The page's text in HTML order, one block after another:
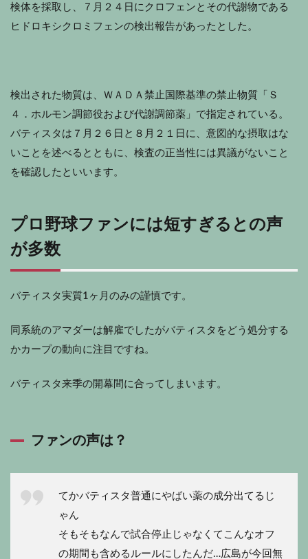
検体を採取し、７月２４日にクロフェンとその代謝物である
ヒドロキシクロミフェンの検出報告があったとした。
検出された物質は、ＷＡＤＡ禁止国際基準の禁止物質「Ｓ
４．ホルモン調節役および代謝調節薬」で指定されている。
バティスタは７月２６日と８月２１日に、意図的な摂取はな
いことを述べるとともに、検査の正当性には異議がないこと
を確認したといいます。
プロ野球ファンには短すぎるとの声
が多数
バティスタ実質1ヶ月のみの謹慎です。
同系統のアマダーは解雇でしたがバティスタ をどう処分する
かカープの動向に注目ですね。
バティスタ来季の開幕間に合ってしまいます。
ファンの声は？
てかバティスタ普通にやばい薬の成分出てるじ
ゃん
そもそもなんで試合停止じゃなくてこんなオフ
の期間も含めるルールにしたんだ…広島が今回無